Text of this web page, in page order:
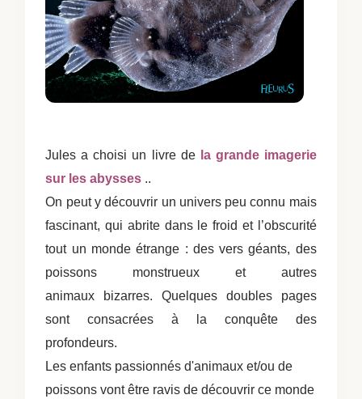
Jules a choisi un livre de la grande imagerie
sur les abysses ..
On peut y découvrir un univers peu connu mais
fascinant, qui abrite dans le froid et l’obscurité
tout un monde étrange : des vers géants, des
poissons monstrueux et autres
animaux bizarres. Quelques doubles pages
sont consacrées à la conquête des
profondeurs.
Les enfants passionnés d'animaux et/ou de
poissons vont être ravis de découvrir ce monde